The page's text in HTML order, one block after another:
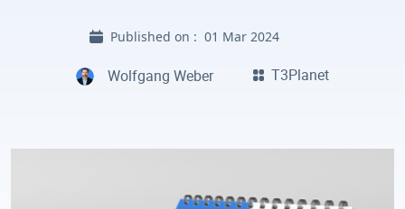
Published on : 01 Mar 2024
Wolfgang Weber T3Planet